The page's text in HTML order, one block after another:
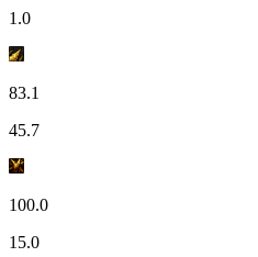
1.0
83.1
45.7
100.0
15.0